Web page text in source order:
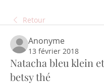
Retour
Anonyme
13 février 2018
Natacha bleu klein
betsy thé